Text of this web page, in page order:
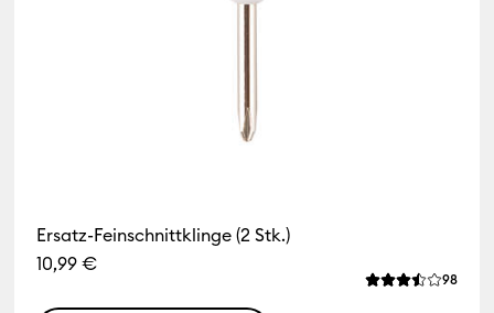
Bewertung für dieses Produkt ist 4.4 von von 5.
Ersatz-Feinschnittklinge (2 Stk.)
10,99 €
Die
98